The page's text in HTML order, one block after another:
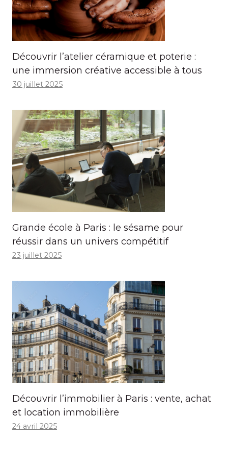
Découvrir l’atelier céramique et poterie :
une immersion créative accessible à tous
30 juillet 2025
Grande école à Paris : le sésame pour
réussir dans un univers compétitif
23 juillet 2025
Découvrir l’immobilier à Paris : vente, achat
et location immobilière
24 avril 2025